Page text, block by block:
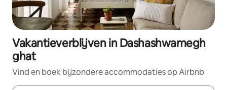
Vakantieverblijven in Dashashwamegh
ghat
Vind en boek bijzondere accommodaties op Airbnb